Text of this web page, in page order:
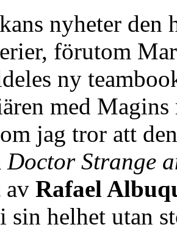
nyheter den
förutom
ny
med Magins
jag tror att
Doctor Strange
av Rafael
i sin helhet utan